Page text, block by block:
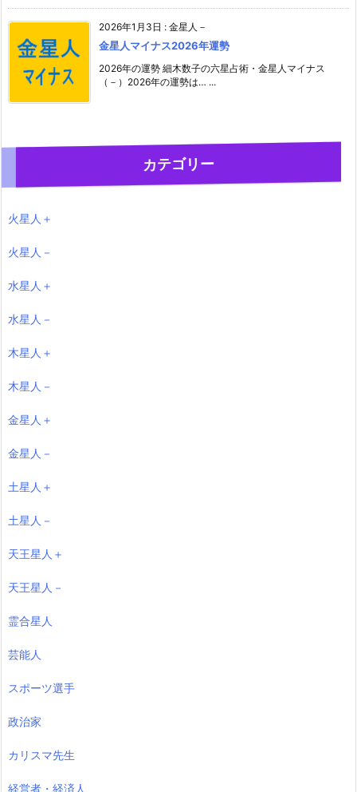
2026年1月3日 : 金星人－
金星人マイナス2026年運勢
2026年の運勢 細木数子の六星占術・金星人マイナス
（－）2026年の運勢は… ...
カテゴリー
火星人＋
火星人－
水星人＋
水星人－
木星人＋
木星人－
金星人＋
金星人－
土星人＋
土星人－
天王星人＋
天王星人－
霊合星人
芸能人
スポーツ選手
政治家
カリスマ先生
経営者・経済人